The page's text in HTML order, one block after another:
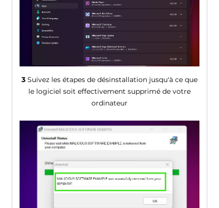
3Suivez les étapes de désinstallation jusqu'à ce que
le logiciel soit effectivement supprimé de votre
ordinateur